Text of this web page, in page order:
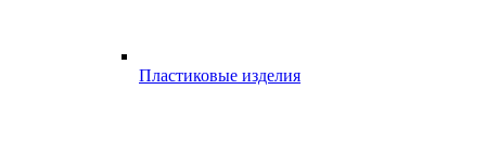
Пластиковые изделия